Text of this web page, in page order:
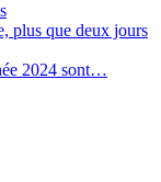
plus que deux jours
2024 sont…